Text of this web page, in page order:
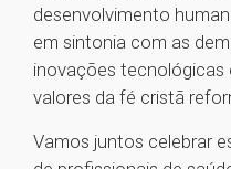
desenvolvimento
em sintonia com as
inovações tecnológicas
valores da fé cristã
Vamos juntos celebrar